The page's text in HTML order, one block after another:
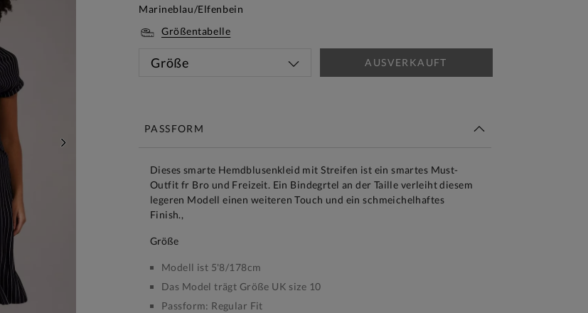
Marineblau/Elfenbein
Größentabelle
Größe AUSVERKAUFT
PASSFORM
Dieses smarte Hemdblusenkleid mit Streifen ist ein smartes Must-
Outfit fr Bro und Freizeit. Ein Bindegrtel an der Taille verleiht diesem
legeren Modell einen weiteren Touch und ein schmeichelhaftes
Finish.,
größe
Modell ist 5'8/178cm
Das Model trägt Größe UK size 10
Passform: Regular Fit